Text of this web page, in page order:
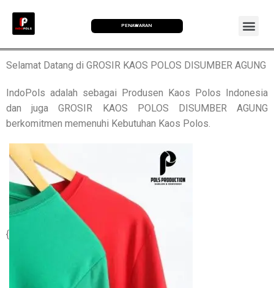
PENAWARAN
Selamat Datang di GROSIR KAOS POLOS DISUMBER AGUNG
IndoPols adalah sebagai Produsen Kaos Polos Indonesia
dan juga GROSIR KAOS POLOS DISUMBER AGUNG
berkomitmen memenuhi Kebutuhan Kaos Polos.
{